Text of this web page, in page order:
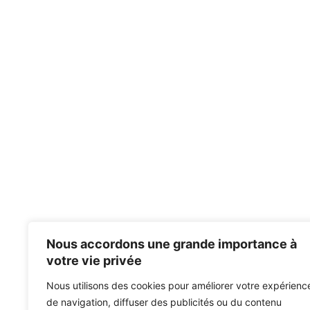
Nous accordons une grande importance à
votre vie privée
Nous utilisons des cookies pour améliorer votre
de navigation, diffuser des publicités ou du contenu